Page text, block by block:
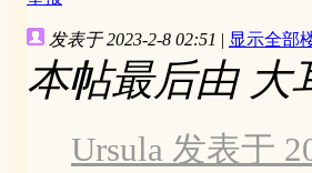
发表于 2023-2-8 02:51 | 显示全部
本帖最后由 大
Ursula 发表于